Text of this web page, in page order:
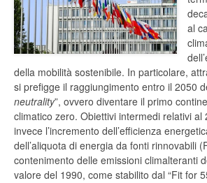
al
della mobilità sostenibile. In particolare,
si prefigge il raggiungimento entro il 2050
neutrality”, ovvero diventare il primo
climatico zero. Obiettivi intermedi relativi al
invece l’incremento dell’efficienza
dell’aliquota di energia da fonti rinnovabili
contenimento delle emissioni climalteranti
valore del 1990, come stabilito dal “Fit for